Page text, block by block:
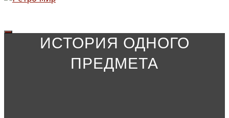
ИСТОРИЯ ОДНОГО
ПРЕДМЕТА